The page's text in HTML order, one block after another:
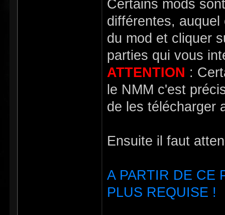
Certains mods
différentes,
du mod et cliquer
parties qui vous
ATTENTION :
le NMM c'est
de les télécharger
Ensuite il faut
A PARTIR DE CE
PLUS REQUISE !